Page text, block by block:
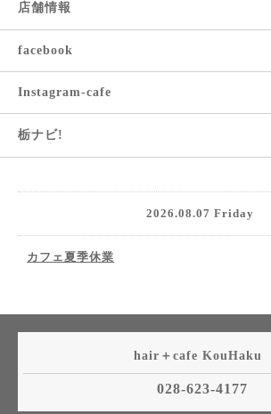
店舗情報
facebook
Instagram-cafe
栃ナビ!
2026.08.07 Friday
カフェ夏季休業
hair＋cafe KouHaku
028-623-4177